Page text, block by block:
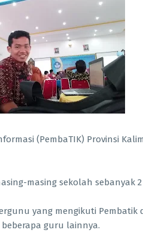
(PembaTIK) Provinsi
masing sekolah sebanyak 2
yang mengikuti Pembatik
beberapa guru lainnya.